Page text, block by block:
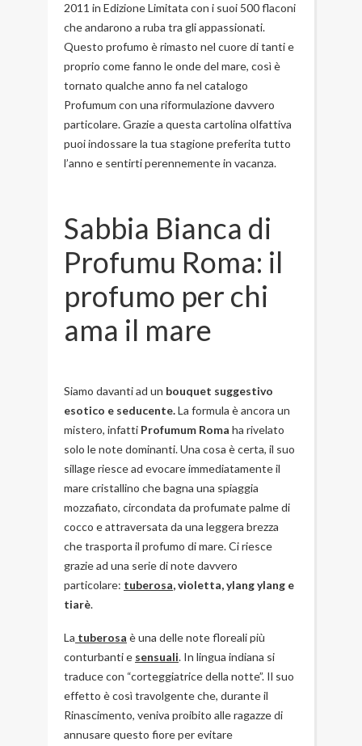
2011 in Edizione Limitata con i suoi 500 flaconi
che andarono a ruba tra gli appassionati.
Questo profumo è rimasto nel cuore di tanti e
proprio come fanno le onde del mare, così è
tornato qualche anno fa nel catalogo
Profumum con una riformulazione davvero
particolare. Grazie a questa cartolina olfattiva
puoi indossare la tua stagione preferita tutto
l’anno e sentirti perennemente in vacanza.
Sabbia Bianca di
Profumu Roma: il
profumo per chi
ama il mare
Siamo davanti ad un bouquet suggestivo
esotico e seducente.La formula è ancora un
mistero, infatti Profumum Roma ha rivelato
solo le note dominanti. Una cosa è certa, il suo
sillage riesce ad evocare immediatamente il
mare cristallino che bagna una spiaggia
mozzafiato, circondata da profumate palme di
cocco e attraversata da una leggera brezza
che trasporta il profumo di mare. Ci riesce
grazie ad una serie di note davvero
particolare: tuberosa, violetta, ylang ylang e
tiarè.
La tuberosa è una delle note floreali più
conturbanti e sensuali. In lingua indiana si
traduce con “corteggiatrice della notte”. Il suo
effetto è così travolgente che, durante il
Rinascimento, veniva proibito alle ragazze di
annusare questo fiore per evitare